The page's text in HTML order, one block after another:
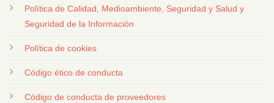
Política de Calidad, Medioambiente, Seguridad y Salud y
Seguridad de la Información
Política de cookies
Código ético de conducta
Código de conducta de proveedores